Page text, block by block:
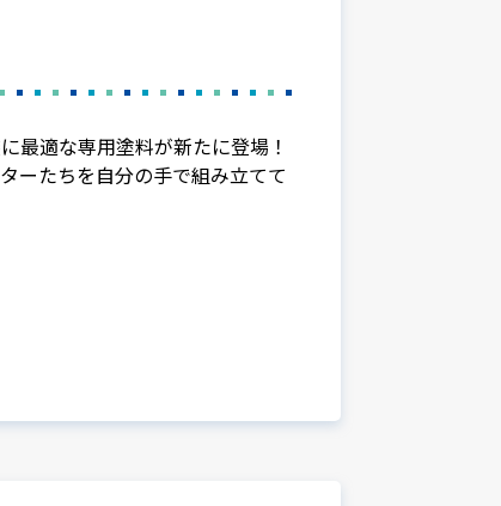
最適な専用塗料が新たに登場！
ーたちを自分の手で組み立てて